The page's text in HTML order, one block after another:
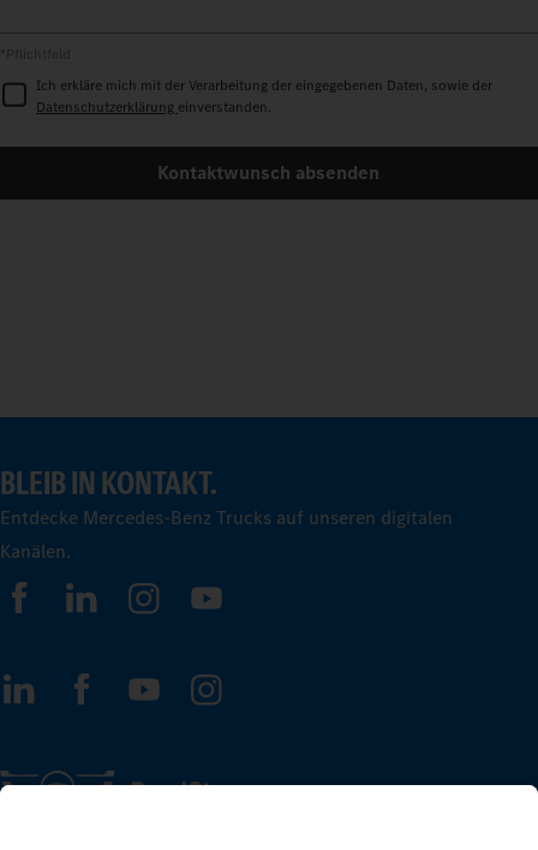
Ich erkläre mich mit der Verarbeitung der eingegebenen Daten, sowie der
Datenschutzerklärung einverstanden.
Kontaktwunsch absenden
BLEIB IN KONTAKT.
Entdecke Mercedes-Benz Trucks auf unseren digitalen
Kanälen.